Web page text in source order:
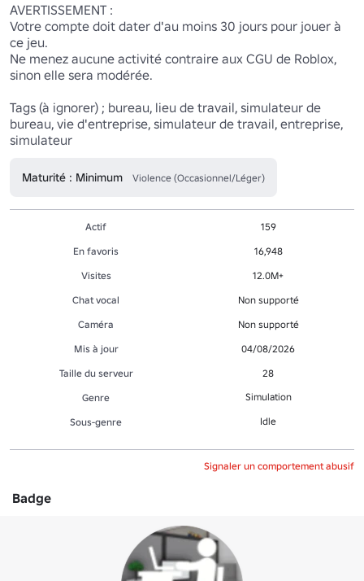
AVERTISSEMENT :
Votre compte doit dater d'au moins 30 jours pour jouer à
ce jeu.
Ne menez aucune activité contraire aux CGU de Roblox,
sinon elle sera modérée.
Tags (à ignorer) ; bureau, lieu de travail, simulateur de
bureau, vie d'entreprise, simulateur de travail, entreprise,
simulateur
Maturité : Minimum Violence (Occasionnel/Léger)
Actif
159
En favoris
16,948
Visites
12.0M+
Chat vocal
Non supporté
Caméra
Non supporté
Mis à jour
04/08/2026
Taille du serveur
28
Genre
Simulation
Sous-genre Idle
Signaler un comportement abusif
Badge